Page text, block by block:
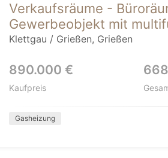
Verkaufsräume -
Gewerbeobjekt mit
Klettgau / Grießen, Grießen
890.000 €
Kaufpreis
Gasheizung